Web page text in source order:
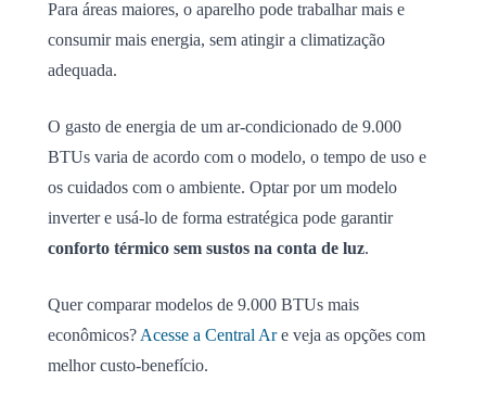
Para áreas maiores, o aparelho pode trabalhar mais e
consumir mais energia, sem atingir a climatização
adequada.
O gasto de energia de um ar-condicionado de 9.000
BTUs varia de acordo com o modelo, o tempo de uso e
os cuidados com o ambiente. Optar por um modelo
inverter e usá-lo de forma estratégica pode garantir
conforto térmico sem sustos na conta de luz.
Quer comparar modelos de 9.000 BTUs mais
econômicos? Acesse a Central Are veja as opções com
melhor custo-benefício.